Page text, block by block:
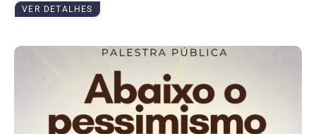
VER DETALHES